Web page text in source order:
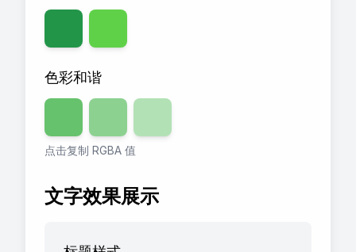
色彩和谐
透明度 80
透明度 60
透明度
点击复制 RGBA 值
文字效果展示